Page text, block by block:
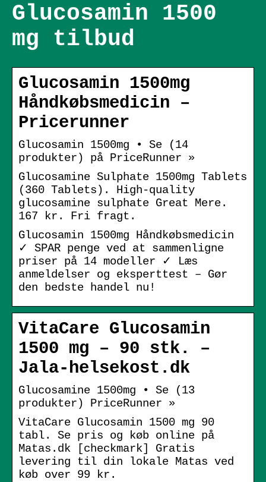
Glucosamin 1500
mg tilbud
Glucosamin 1500mg
Håndkøbsmedicin –
Pricerunner
Glucosamin 1500mg • Se (14
produkter) på PriceRunner »
Glucosamine Sulphate 1500mg Tablets
(360 Tablets). High-quality
glucosamine sulphate Great Mere.
167 kr. Fri fragt.
Glucosamin 1500mg Håndkøbsmedicin
✓ SPAR penge ved at sammenligne
priser på 14 modeller ✓ Læs
anmeldelser og eksperttest – Gør
den bedste handel nu!
VitaCare Glucosamin
1500 mg – 90 stk. –
Jala-helsekost.dk
Glucosamine 1500mg • Se (13
produkter) PriceRunner »
VitaCare Glucosamin 1500 mg 90
tabl. Se pris og køb online på
Matas.dk [checkmark] Gratis
levering til din lokale Matas ved
køb over 99 kr.